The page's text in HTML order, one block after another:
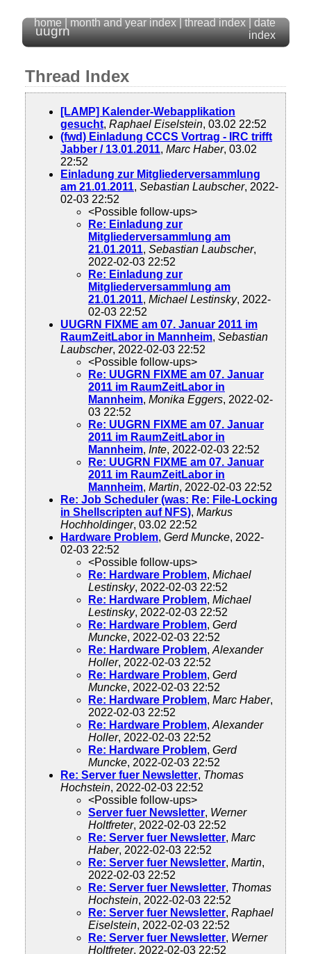
uugrn
home month and year index thread index
date
index
Thread Index
[LAMP] Kalender-Webapplikation
gesucht, Raphael Eiselstein, 03.02 22:52
(fwd) Einladung CCCS Vortrag - IRC trifft
Jabber / 13.01.2011, Marc Haber, 03.02
22:52
Einladung zur Mitgliederversammlung
am 21.01.2011, Sebastian Laubscher, 2022-
02-03 22:52
<Possible follow-ups>
Re: Einladung zur
Mitgliederversammlung am
21.01.2011, Sebastian Laubscher,
2022-02-03 22:52
Re: Einladung zur
Mitgliederversammlung am
21.01.2011, Michael Lestinsky, 2022-
02-03 22:52
UUGRN FIXME am 07. Januar 2011 im
RaumZeitLabor in Mannheim, Sebastian
Laubscher, 2022-02-03 22:52
<Possible follow-ups>
Re: UUGRN FIXME am 07. Januar
2011 im RaumZeitLabor in
Mannheim, Monika Eggers, 2022-02-
03 22:52
Re: UUGRN FIXME am 07. Januar
2011 im RaumZeitLabor in
Mannheim, Inte, 2022-02-03 22:52
Re: UUGRN FIXME am 07. Januar
2011 im RaumZeitLabor in
Mannheim, Martin, 2022-02-03 22:52
Re: Job Scheduler (was: Re: File-Locking
in Shellscripten auf NFS), Markus
Hochholdinger, 03.02 22:52
Hardware Problem, Gerd Muncke, 2022-
02-03 22:52
<Possible follow-ups>
Re: Hardware Problem, Michael
Lestinsky, 2022-02-03 22:52
Re: Hardware Problem, Michael
Lestinsky, 2022-02-03 22:52
Re: Hardware Problem, Gerd
Muncke, 2022-02-03 22:52
Re: Hardware Problem, Alexander
Holler, 2022-02-03 22:52
Re: Hardware Problem, Gerd
Muncke, 2022-02-03 22:52
Re: Hardware Problem, Marc Haber,
2022-02-03 22:52
Re: Hardware Problem, Alexander
Holler, 2022-02-03 22:52
Re: Hardware Problem, Gerd
Muncke, 2022-02-03 22:52
Re: Server fuer Newsletter, Thomas
Hochstein, 2022-02-03 22:52
<Possible follow-ups>
Server fuer Newsletter, Werner
Holtfreter, 2022-02-03 22:52
Re: Server fuer Newsletter, Marc
Haber, 2022-02-03 22:52
Re: Server fuer Newsletter, Martin,
2022-02-03 22:52
Re: Server fuer Newsletter, Thomas
Hochstein, 2022-02-03 22:52
Re: Server fuer Newsletter, Raphael
Eiselstein, 2022-02-03 22:52
Re: Server fuer Newsletter, Werner
Holtfreter, 2022-02-03 22:52